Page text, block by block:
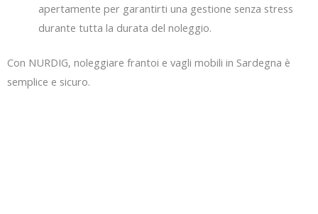
apertamente per garantirti una gestione senza stress
durante tutta la durata del noleggio.
Con NURDIG, noleggiare frantoi e vagli mobili in Sardegna è
semplice e sicuro.